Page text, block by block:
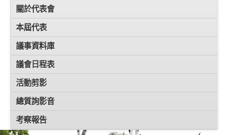
關於代表會
本屆代表
議事資料庫
議會日程表
活動剪影
總質詢影音
考察報告